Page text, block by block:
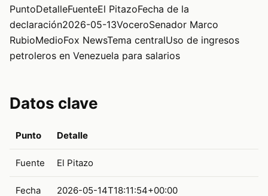
PuntoDetalleFuenteEl PitazoFecha de la
declaración2026-05-13VoceroSenador Marco
RubioMedioFox NewsTema centralUso de ingresos
petroleros en Venezuela para salarios
Datos clave
Punto Detalle
Fuente El Pitazo
Fecha 2026-05-14T18:11:54+00:00